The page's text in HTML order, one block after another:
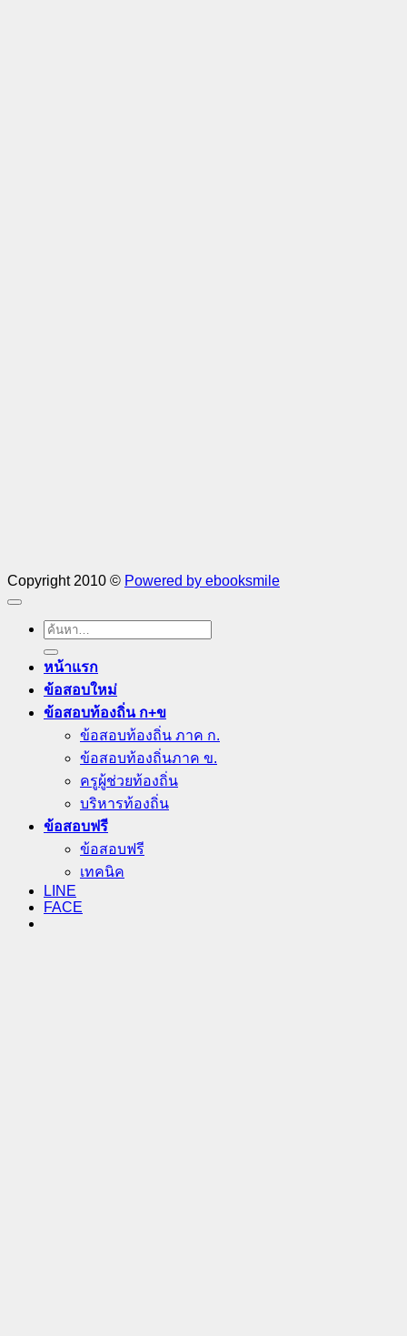
Copyright 2010 © Powered by ebooksmile
ค้นหา:
หน้าแรก
ข้อสอบใหม่
ข้อสอบท้องถิ่น ก+ข
ข้อสอบท้องถิ่น ภาค ก.
ข้อสอบท้องถิ่นภาค ข.
ครูผู้ช่วยท้องถิ่น
บริหารท้องถิ่น
ข้อสอบฟรี
ข้อสอบฟรี
เทคนิค
LINE
FACE